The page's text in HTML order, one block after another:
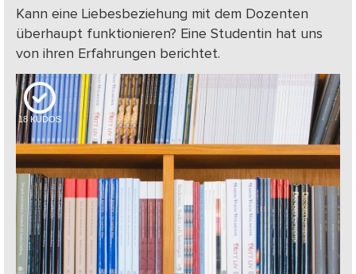
Kann eine Liebesbeziehung mit dem Dozenten
überhaupt funktionieren? Eine Studentin hat uns
von ihren Erfahrungen berichtet.
18 KUDOS